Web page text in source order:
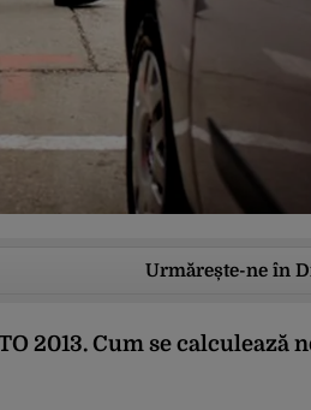
Urmărește-ne în
2013. Cum se calculează